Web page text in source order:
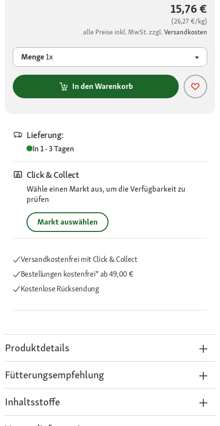
15,76 €
(26,27 €/kg)
alle Preise inkl. MwSt. zzgl.Versandkosten
Menge1x
In den Warenkorb
Lieferung:
In 1 - 3 Tagen
Click & Collect
Wähle einen Markt aus, um die Verfügbarkeit zu
prüfen
Markt auswählen
Versandkostenfrei mit Click & Collect
Bestellungen kostenfrei*ab 49,00 €
Kostenlose Rücksendung
Produktdetails
Fütterungsempfehlung
Inhaltsstoffe